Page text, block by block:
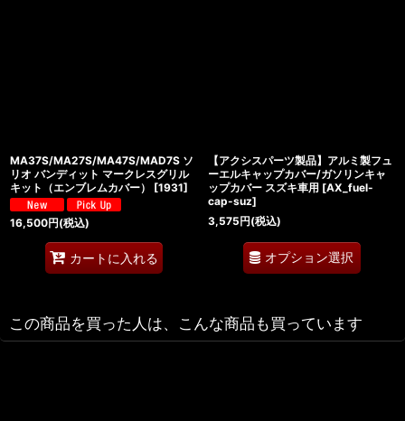
MA37S/MA27S/MA47S/MAD7S ソ
リオ バンディット マークレスグリル
キット（エンブレムカバー）
[1931]
16,500円(税込)
カートに入れる
【アクシスパーツ製品】アルミ製フュ
ーエルキャップカバー/ガソリンキャ
ップカバー スズキ車用 [AX_fuel-
cap-suz]
3,575円(税込)
オプション選択
この商品を買った人は、こんな商品も買っています